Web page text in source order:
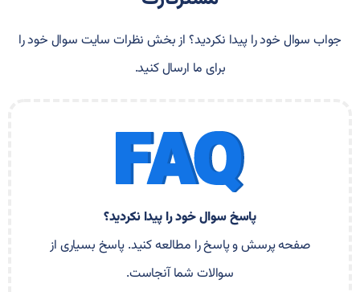
جواب سوال خود را پیدا نکردید؟ از بخش نظرات سایت سوال خود را
برای ما ارسال کنید.
پاسخ سوال خود را پیدا نکردید؟
صفحه پرسش و پاسخ را مطالعه کنید. پاسخ بسیاری از
سوالات شما آنجاست.